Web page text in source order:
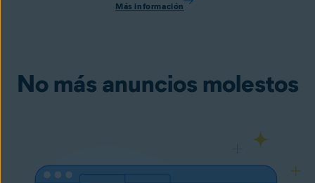
Más información
No más anuncios molestos